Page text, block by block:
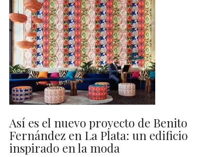
Así es el nuevo proyecto de Benito
Fernández en La Plata: un edificio
inspirado en la moda